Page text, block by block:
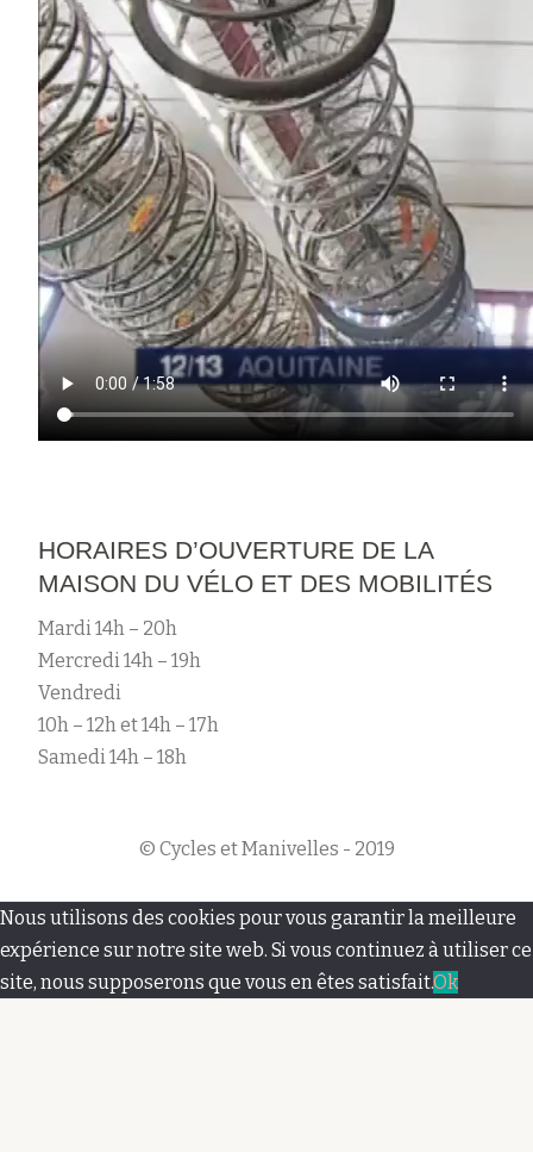
HORAIRES D’OUVERTURE DE LA
MAISON DU VÉLO ET DES MOBILITÉS
Mardi 14h – 20h
Mercredi 14h – 19h
Vendredi
10h – 12h et 14h – 17h
Samedi 14h – 18h
© Cycles et Manivelles - 2019
M
e
n
Nous utilisons des cookies pour vous garantir la meilleure
expérience sur notre site web. Si vous continuez à utiliser ce
site, nous supposerons que vous en êtes satisfait.Ok